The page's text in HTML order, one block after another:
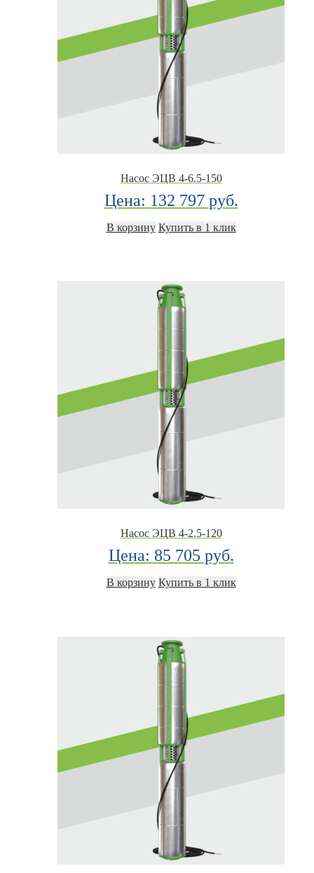
Насос ЭЦВ 4-6.5-150
Цена: 132 797 руб.
В корзину Купить в 1 клик
Насос ЭЦВ 4-2.5-120
Цена: 85 705 руб.
В корзину Купить в 1 клик